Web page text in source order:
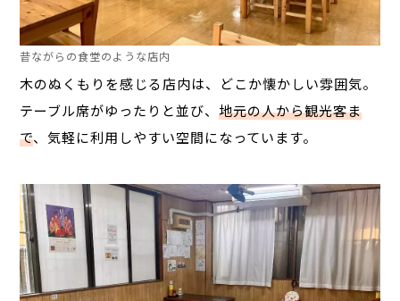
昔ながらの食堂のような店内
木のぬくもりを感じる店内は、どこか懐かしい雰囲気。
テーブル席がゆったりと並び、地元の人から観光客ま
で、気軽に利用しやすい空間になっています。